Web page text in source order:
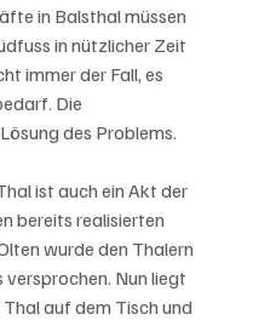
in Balsthal müssen
in nützlicher Zeit
immer der Fall, es
Die
des Problems.
ist auch ein Akt der
bereits realisierten
wurde den Thalern
Nun liegt
auf dem Tisch und